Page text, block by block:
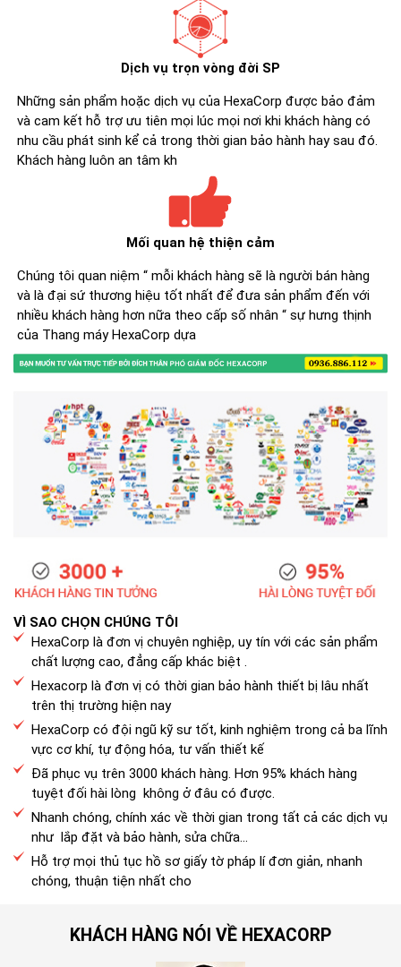
Dịch vụ trọn vòng đời SP
Những sản phẩm hoặc dịch vụ của HexaCorp được bảo đảm
và cam kết hỗ trợ ưu tiên mọi lúc mọi nơi khi khách hàng có
nhu cầu phát sinh kể cả trong thời gian bảo hành hay sau đó.
Khách hàng luôn an tâm kh
Mối quan hệ thiện cảm
Chúng tôi quan niệm “ mỗi khách hàng sẽ là người bán hàng
và là đại sứ thương hiệu tốt nhất để đưa sản phẩm đến với
nhiều khách hàng hơn nữa theo cấp số nhân “ sự hưng thịnh
của Thang máy HexaCorp dựa
VÌ SAO CHỌN CHÚNG TÔI
HexaCorp là đơn vị chuyên nghiệp, uy tín với các sản phẩm
chất lượng cao, đẳng cấp khác biệt .
Hexacorp là đơn vị có thời gian bảo hành thiết bị lâu nhất
trên thị trường hiện nay
HexaCorp có đội ngũ kỹ sư tốt, kinh nghiệm trong cả ba lĩnh
vực cơ khí, tự động hóa, tư vấn thiết kế
Đã phục vụ trên 3000 khách hàng. Hơn 95% khách hàng
tuyệt đối hài lòng không ở đâu có được.
Nhanh chóng, chính xác về thời gian trong tất cả các dịch vụ
như lắp đặt và bảo hành, sửa chữa...
Hỗ trợ mọi thủ tục hồ sơ giấy tờ pháp lí đơn giản, nhanh
chóng, thuận tiện nhất cho
KHÁCH HÀNG NÓI VỀ HEXACORP